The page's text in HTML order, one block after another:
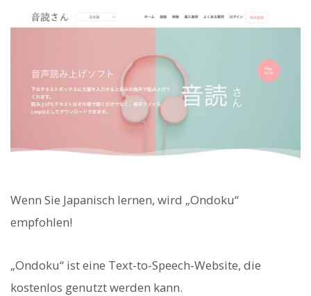
Wenn Sie Japanisch lernen, wird „Ondoku“
empfohlen!
„Ondoku“ ist eine Text-to-Speech-Website, die
kostenlos genutzt werden kann.